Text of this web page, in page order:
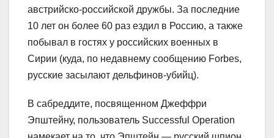
австрийско-российской дружбы. За последние
10 лет он более 60 раз ездил в Россию, а также
побывал в гостях у российских военных в
Сирии (куда, по недавнему сообщению Forbes,
русские засылают дельфинов-убийц).
В сабреддите, посвященном Джеффри
Эпштейну, пользователь Successful Operation